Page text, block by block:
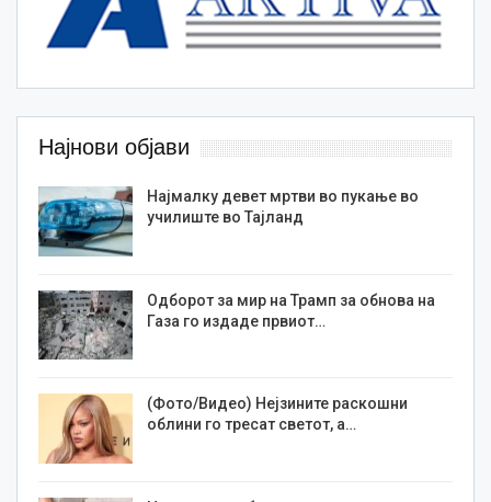
Најнови објави
Најмалку девет мртви во пукање во
училиште во Тајланд
Одборот за мир на Трамп за обнова на
Газа го издаде првиот…
(Фото/Видео) Нејзините раскошни
облини го тресат светот, а…